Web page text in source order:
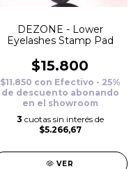
DEZONE - Lower
Eyelashes Stamp Pad
$15.800
$11.850 con Efectivo - 25%
de descuento abonando
en el showroom
3 cuotas sin interés de
$5.266,67
VER